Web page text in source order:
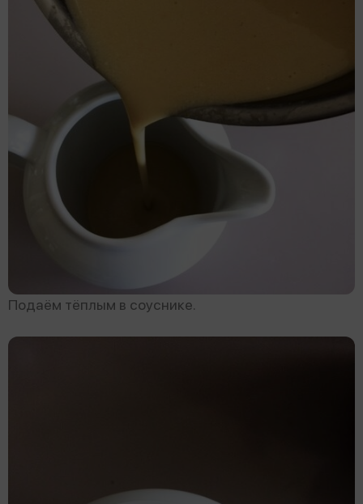
Подаём тёплым в соуснике.